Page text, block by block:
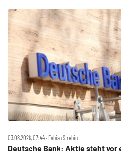
03.08.2026, 07:44 ‧ Fabian Strebin
Deutsche Bank: Aktie